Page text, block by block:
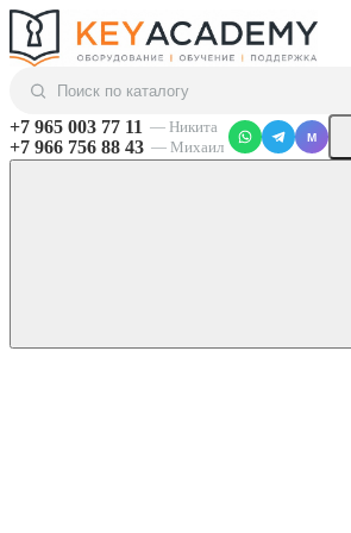
+7 965 003 77 11 — Никита
+7 966 756 88 43 — Михаил
M